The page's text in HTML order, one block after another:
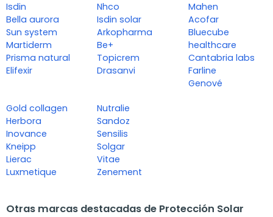
Isdin
Bella aurora
Sun system
Martiderm
Prisma natural
Elifexir
Nhco
Isdin solar
Arkopharma
Be+
Topicrem
Drasanvi
Mahen
Acofar
Bluecube
healthcare
Cantabria labs
Farline
Genové
Gold collagen
Herbora
Inovance
Kneipp
Lierac
Luxmetique
Nutralie
Sandoz
Sensilis
Solgar
Vitae
Zenement
Otras marcas destacadas de Protección Solar